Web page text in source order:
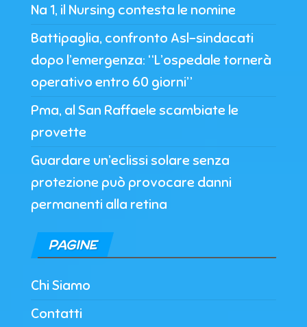
Na 1, il Nursing contesta le nomine
Battipaglia, confronto Asl-sindacati
dopo l’emergenza: “L’ospedale tornerà
operativo entro 60 giorni”
Pma, al San Raffaele scambiate le
provette
Guardare un’eclissi solare senza
protezione può provocare danni
permanenti alla retina
PAGINE
Chi Siamo
Contatti